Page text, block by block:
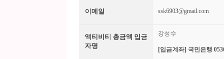
이메일 ssk6903@gmail.com
액티비티 총금액 입금
자명
강성수
[입금계좌] 국민은행